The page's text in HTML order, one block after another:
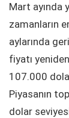
Mart ayında
zamanların
aylarında
fiyatı
107.000
Piyasanın
dolar